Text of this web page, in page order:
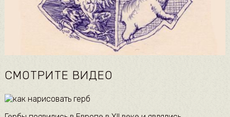
СМОТРИТЕ ВИДЕО